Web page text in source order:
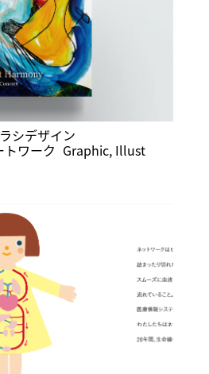
シデザイン
トワーク Graphic, Illust